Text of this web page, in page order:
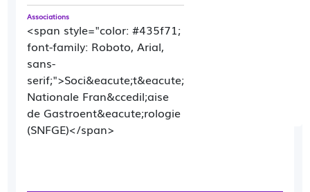
Associations
<span style="color: #435f71;
font-family: Roboto, Arial,
sans-
serif;">Soci&eacute;t&eacute;
Nationale Fran&ccedil;aise
de Gastroent&eacute;rologie
(SNFGE)</span>